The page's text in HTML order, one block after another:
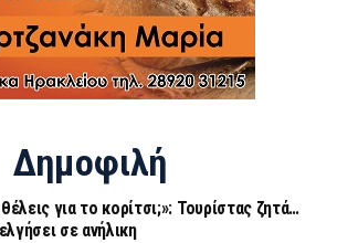
Δημοφιλή
για το κορίτσι;»: Τουρίστας ζητά…
σε ανήλικη